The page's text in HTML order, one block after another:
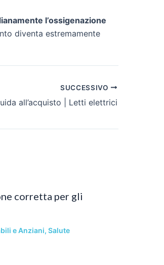
l’ossigenazione
diventa estremamente
SUCCESSIVO
all’acquisto | Letti elettrici
corretta per gli
e Anziani, Salute